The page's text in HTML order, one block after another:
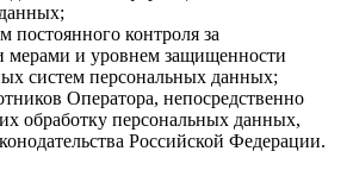
постоянного контроля за
и уровнем защищенности
систем персональных данных;
Оператора, непосредственно
обработку персональных данных,
Российской Федерации.